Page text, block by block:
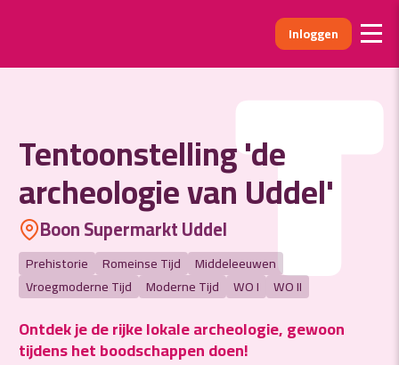
Inloggen
T
Tentoonstelling 'de
archeologie van Uddel'
Boon Supermarkt Uddel
Prehistorie Romeinse Tijd
Middeleeuwen
Vroegmoderne Tijd
Moderne Tijd WO I WO II
Ontdek je de rijke lokale archeologie, gewoon
tijdens het boodschappen doen!